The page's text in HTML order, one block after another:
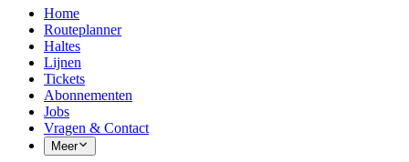
Home
Routeplanner
Haltes
Lijnen
Tickets
Abonnementen
Jobs
Vragen & Contact
Meer